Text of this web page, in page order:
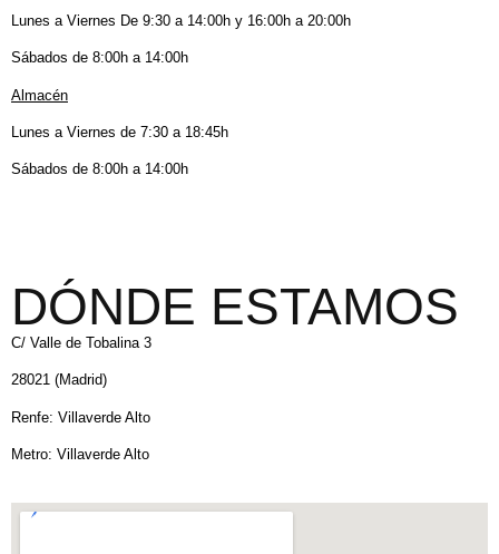
Lunes a Viernes De 9:30 a 14:00h y 16:00h a 20:00h
Sábados de 8:00h a 14:00h
Almacén
Lunes a Viernes de 7:30 a 18:45h
Sábados de 8:00h a 14:00h
DÓNDE ESTAMOS
C/ Valle de Tobalina 3
28021 (Madrid)
Renfe: Villaverde Alto
Metro: Villaverde Alto